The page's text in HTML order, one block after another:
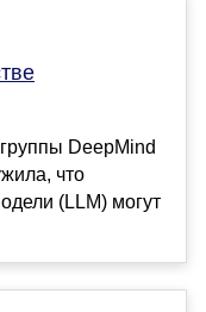
DeepMind
что
(LLM) могут